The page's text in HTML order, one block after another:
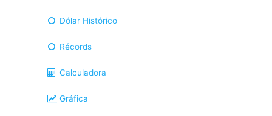
Dólar Histórico
Récords
Calculadora
Gráfica